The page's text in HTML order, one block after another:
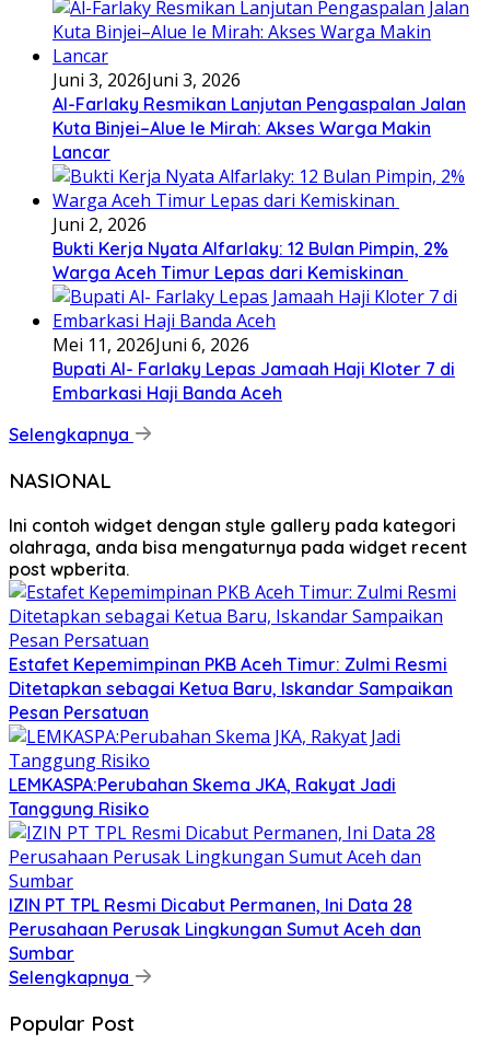
Juni 3, 2026Juni 3, 2026
Al-Farlaky Resmikan Lanjutan Pengaspalan Jalan
Kuta Binjei–Alue Ie Mirah: Akses Warga Makin
Lancar
Juni 2, 2026
Bukti Kerja Nyata Alfarlaky: 12 Bulan Pimpin, 2%
Warga Aceh Timur Lepas dari Kemiskinan ‎
Mei 11, 2026Juni 6, 2026
Bupati Al- Farlaky Lepas Jamaah Haji Kloter 7 di
Embarkasi Haji Banda Aceh
Selengkapnya
NASIONAL
Ini contoh widget dengan style gallery pada kategori
olahraga, anda bisa mengaturnya pada widget recent
post wpberita.
Estafet Kepemimpinan PKB Aceh Timur: Zulmi Resmi
Ditetapkan sebagai Ketua Baru, Iskandar Sampaikan
Pesan Persatuan
LEMKASPA:Perubahan Skema JKA, Rakyat Jadi
Tanggung Risiko
IZIN PT TPL Resmi Dicabut Permanen, Ini Data 28
Perusahaan Perusak Lingkungan Sumut Aceh dan
Sumbar
Selengkapnya
Popular Post